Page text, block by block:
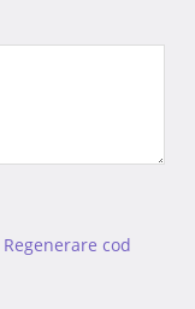
Regenerare cod